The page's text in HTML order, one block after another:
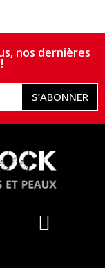
nos dernières
S’ABONNER